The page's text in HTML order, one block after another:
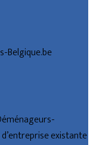
Belgique.be
existante